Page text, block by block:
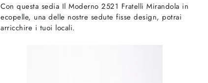
Con questa sedia Il Moderno 2521 Fratelli Mirandola in
ecopelle, una delle nostre sedute fisse design, potrai
arricchire i tuoi locali.